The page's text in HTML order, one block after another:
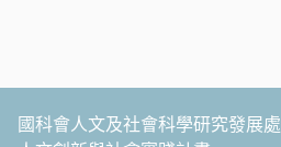
國科會人文及社會科學研究發展處